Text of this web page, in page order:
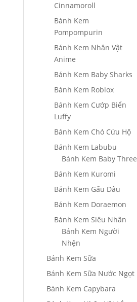
Cinnamoroll
Bánh Kem
Pompompurin
Bánh Kem Nhân Vật
Anime
Bánh Kem Baby Sharks
Bánh Kem Roblox
Bánh Kem Cướp Biển
Luffy
Bánh Kem Chó Cứu Hộ
Bánh Kem Labubu
Bánh Kem Baby Three
Bánh Kem Kuromi
Bánh Kem Gấu Dâu
Bánh Kem Doraemon
Bánh Kem Siêu Nhân
Bánh Kem Người
Nhện
Bánh Kem Sữa
Bánh Kem Sữa Nước Ngọt
Bánh Kem Capybara